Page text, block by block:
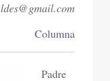
Columna
Padre